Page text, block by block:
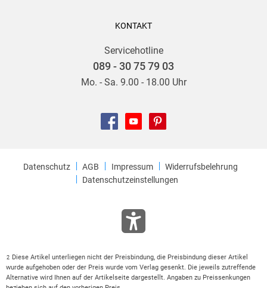
KONTAKT
Servicehotline
089 - 30 75 79 03
Mo. - Sa. 9.00 - 18.00 Uhr
Datenschutz AGB Impressum
Widerrufsbelehrung
Datenschutzeinstellungen
2
Diese Artikel unterliegen nicht der Preisbindung, die Preisbindung dieser Artikel
wurde aufgehoben oder der Preis wurde vom Verlag gesenkt. Die jeweils zutreffende
Alternative wird Ihnen auf der Artikelseite dargestellt. Angaben zu Preissenkungen